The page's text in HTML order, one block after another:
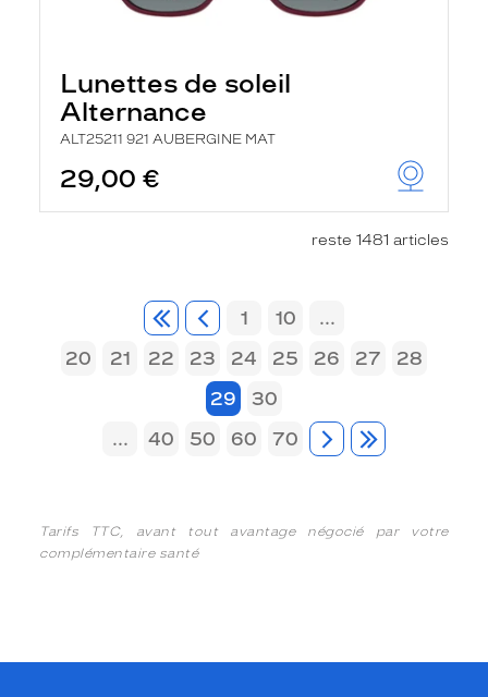
Lunettes de soleil
Alternance
ALT25211 921 AUBERGINE MAT
29,00 €
reste 1481 articles
1 10
...
20
21 22 23 24 25 26 27
28
29
30
...
40 50 60 70
Tarifs TTC, avant tout avantage négocié par votre
complémentaire santé